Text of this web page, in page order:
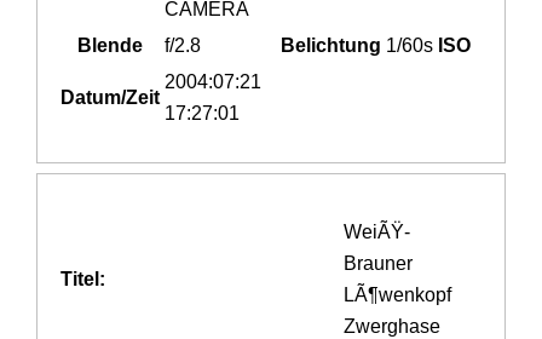
CAMERA
Blende
f/2.8 Belichtung 1/60s ISO
Datum/Zeit
2004:07:21
17:27:01
Titel:
WeiÃŸ-
Brauner
LÃ¶wenkopf
Zwerghase